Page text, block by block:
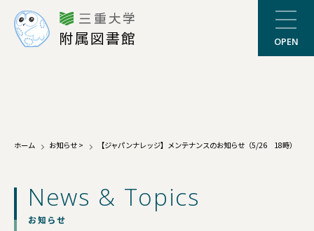
附属図書館 OPEN
ホーム お知らせ > 【ジャパンナレッジ】メンテナンスのお知らせ（5/26 18時）
News & Topics
お知らせ